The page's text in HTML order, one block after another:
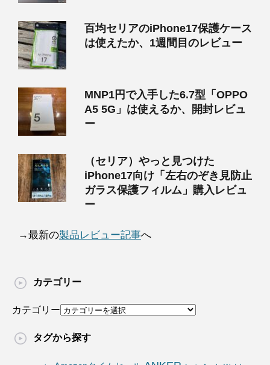
百均セリアのiPhone17保護ケース
は使えたか、1週間目のレビュー
MNP1円で入手した6.7型「OPPO
A5 5G」は使えるか、開封レビュ
ー
（セリア）やっと見つけた
iPhone17向け「左右のぞき見防止
ガラス保護フィルム」購入レビュ
ー
→最新の製品レビュー記事へ
カテゴリー
カテゴリー
タグから探す